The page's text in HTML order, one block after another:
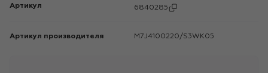
Артикул 6840285
Артикул производителя M7J4100220/S3WK05